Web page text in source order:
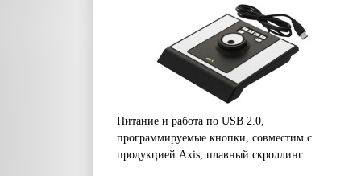
Питание и работа по USB 2.0,
программируемые кнопки, совместим с
продукцией Axis, плавный скроллинг